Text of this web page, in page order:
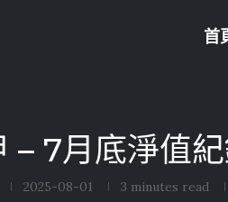
首
– 7月底淨值
2025-08-01 3 minutes read